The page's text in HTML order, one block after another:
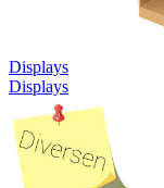
Displays
Displays